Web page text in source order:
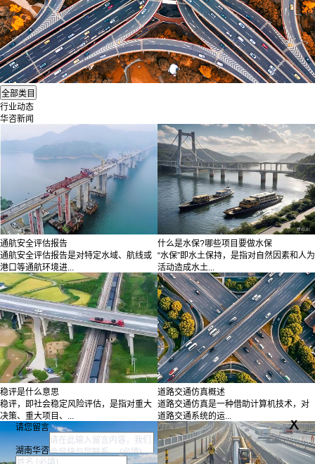
行业动态
华咨新闻
通航安全评估报告
通航安全评估报告是对特定水域、航线或
港口等通航环境进...
什么是水保?哪些项目要做水保
“水保”即水土保持，是指对自然因素和人为
活动造成水土...
稳评是什么意思
稳评，即社会稳定风险评估，是指对重大
决策、重大项目、...
道路交通仿真概述
道路交通仿真是一种借助计算机技术，对
道路交通系统的运...
请您留言 x
湖南华咨